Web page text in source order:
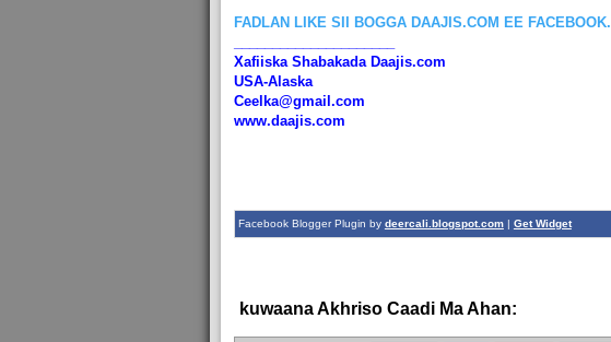
FADLAN LIKE SII BOGGA DAAJIS.COM EE FACEBOOK.
Xafiiska Shabakada Daajis.com
USA-Alaska
Ceelka@gmail.com
www.daajis.com
Facebook Blogger Plugin by deercali.blogspot.com| Get Widget
kuwaana Akhriso Caadi Ma Ahan: